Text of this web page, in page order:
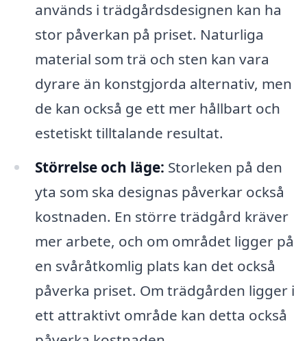
används i trädgårdsdesignen kan ha
stor påverkan på priset. Naturliga
material som trä och sten kan vara
dyrare än konstgjorda alternativ, men
de kan också ge ett mer hållbart och
estetiskt tilltalande resultat.
Störrelse och läge: Storleken på den
yta som ska designas påverkar också
kostnaden. En större trädgård kräver
mer arbete, och om området ligger på
en svåråtkomlig plats kan det också
påverka priset. Om trädgården ligger i
ett attraktivt område kan detta också